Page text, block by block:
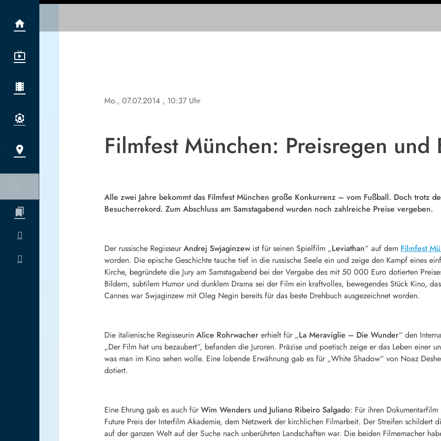
Mo., 07.07.2014 , 10:37 Uhr
Filmfest München: Preisregen und
Alle zwei Jahre bekommt das Filmfest München große Konkurrenz – vom Fußball. Doch trotz
Besucherrekord. Zum Abschluss am Samstagabend wurden noch zahlreiche Preise vergeben.
Der russische Regisseur Andrej Swjaginzew ist für seinen Spielfilm „Leviathan“ auf dem Filmfest
worden. Die epische Geschichte tauche tief in die russische Seele ein und zeige den Kampf eines
Kirche, begründete die Jury am Samstagabend bei der Vergabe des mit 50 000 Euro dotierten
Bildern, subtilem Humor und dunklem Drama sei der Film ein kraftvolles, bewegendes Stück Kino,
Cannes war Swjaginzew mit Oleg Negin bereits für das beste Drehbuch ausgezeichnet worden.
Die italienische Regisseurin Alice Rohrwacher erhielt für „La Meraviglie – Die Wunder“ den
„Der Film hat uns bezaubert“, befanden die Juroren. Präzise und poetisch zeige er das Leben einer
was man im Kino sehen wolle. Eine lobende Erwähnung gab es für „White Shadow“ von Noaz
dotiert.
Eine Ehrung gab es auch für Wim Wenders und Juliano Ribeiro Salgado: Für ihren Dokumentarfilm
Future Preis der Interfilm Akademie, dem Netzwerk der kirchlichen Filmarbeit. Der Streifen schildert
auf der ganzen Welt auf der Suche nach unberührten Landschaften war. Die beiden Filmemacher